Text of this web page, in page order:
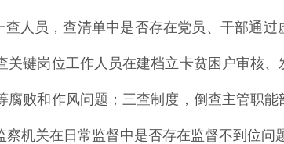
查人员，查清单中是否存在党员、干部通
键岗位工作人员在建档立卡贫困户审核
败和作风问题；三查制度，倒查主管职
机关在日常监督中是否存在监督不到位问